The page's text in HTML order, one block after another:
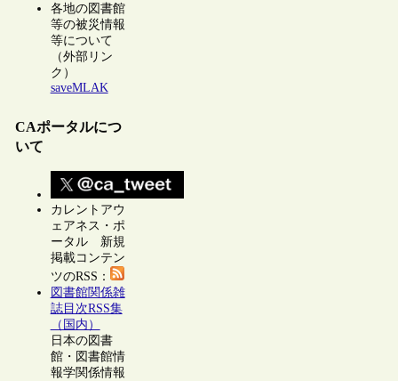
各地の図書館
等の被災情報
等について
（外部リン
ク）
saveMLAK
CAポータルにつ
いて
カレントアウ
ェアネス・ポ
ータル 新規
掲載コンテン
ツのRSS：
図書館関係雑
誌目次RSS集
（国内）
日本の図書
館・図書館情
報学関係情報